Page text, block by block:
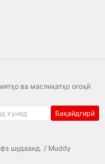
ва маслиҳатҳо огоҳӣ
Бақайдгирӣ
шудаанд. / Muddy